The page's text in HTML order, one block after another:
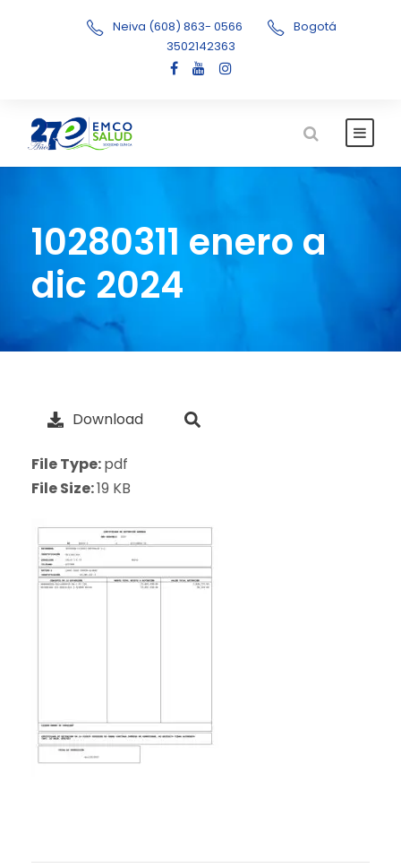
Neiva (608) 863- 0566
Bogotá
3502142363
10280311 enero a
dic 2024
Download
File Type:pdf
File Size:19 KB